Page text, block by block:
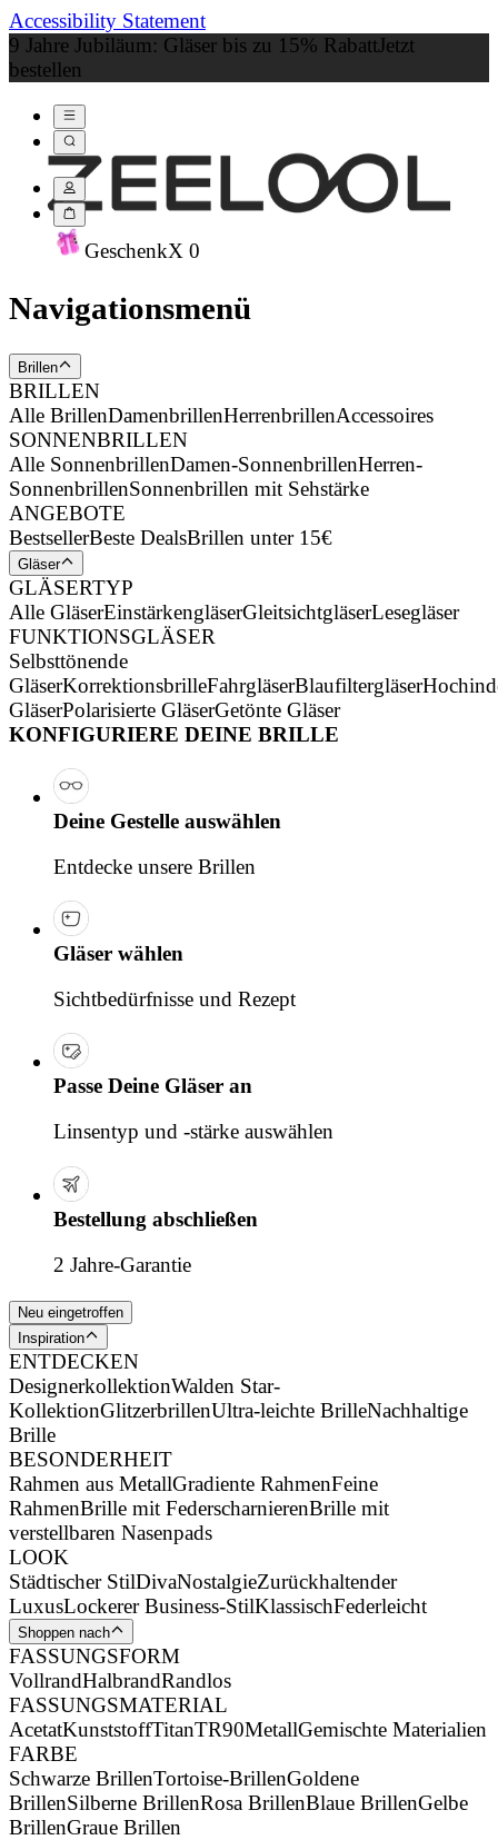
Accessibility Statement
9 Jahre Jubiläum: Gläser bis zu 15% RabattJetzt
bestellen
GeschenkX 0
Navigationsmenü
Brillen
BRILLEN
Alle BrillenDamenbrillenHerrenbrillenAccessoires
SONNENBRILLEN
Alle SonnenbrillenDamen-SonnenbrillenHerren-
SonnenbrillenSonnenbrillen mit Sehstärke
ANGEBOTE
BestsellerBeste DealsBrillen unter 15€
Gläser
GLÄSERTYP
Alle GläserEinstärkengläserGleitsichtgläserLesegläser
FUNKTIONSGLÄSER
Selbsttönende
GläserKorrektionsbrilleFahrgläserBlaufiltergläser
GläserPolarisierte GläserGetönte Gläser
KONFIGURIERE DEINE BRILLE
Deine Gestelle auswählen
Entdecke unsere Brillen
Gläser wählen
Sichtbedürfnisse und Rezept
Passe Deine Gläser an
Linsentyp und -stärke auswählen
Bestellung abschließen
2 Jahre-Garantie
Neu eingetroffen
Inspiration
ENTDECKEN
DesignerkollektionWalden Star-
KollektionGlitzerbrillenUltra-leichte BrilleNachhaltige
Brille
BESONDERHEIT
Rahmen aus MetallGradiente RahmenFeine
RahmenBrille mit FederscharnierenBrille mit
verstellbaren Nasenpads
LOOK
Städtischer StilDivaNostalgieZurückhaltender
LuxusLockerer Business-StilKlassischFederleicht
Shoppen nach
FASSUNGSFORM
VollrandHalbrandRandlos
FASSUNGSMATERIAL
AcetatKunststoffTitanTR90MetallGemischte Materialien
FARBE
Schwarze BrillenTortoise-BrillenGoldene
BrillenSilberne BrillenRosa BrillenBlaue BrillenGelbe
BrillenGraue Brillen